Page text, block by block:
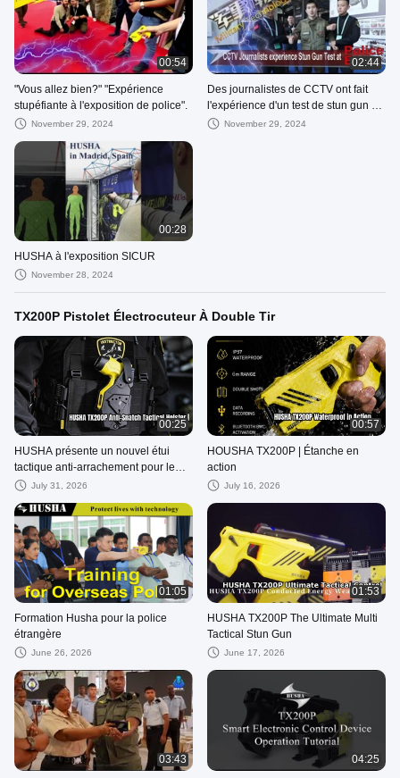
00:54
"Vous allez bien?" "Expérience
stupéfiante à l'exposition de police".
November 29, 2024
02:44
Des journalistes de CCTV ont fait
l'expérience d'un test de stun gun à
l'exposition de police
November 29, 2024
00:28
HUSHA à l'exposition SICUR
November 28, 2024
TX200P Pistolet Électrocuteur À Double Tir
00:25
HUSHA présente un nouvel étui
tactique anti-arrachement pour le
TX200P
July 31, 2026
00:57
HOUSHA TX200P | Étanche en
action
July 16, 2026
01:05
Formation Husha pour la police
étrangère
June 26, 2026
01:53
HUSHA TX200P The Ultimate Multi
Tactical Stun Gun
June 17, 2026
03:43 04:25